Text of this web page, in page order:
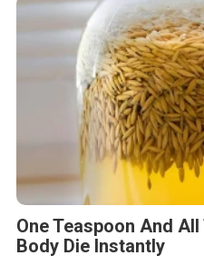
One Teaspoon And
Body Die Instantly